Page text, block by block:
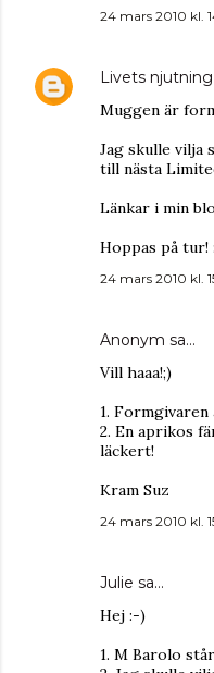
24 mars 2010 kl.
Livets njutning
Muggen är
Jag skulle vilja
till nästa
Länkar i min
Hoppas på tur!
24 mars 2010 kl.
Anonym sa…
Vill haaa!;)
1.
2. En aprikos
läckert!
Kram Suz
24 mars 2010 kl.
Julie sa…
Hej :-)
1. M Barolo